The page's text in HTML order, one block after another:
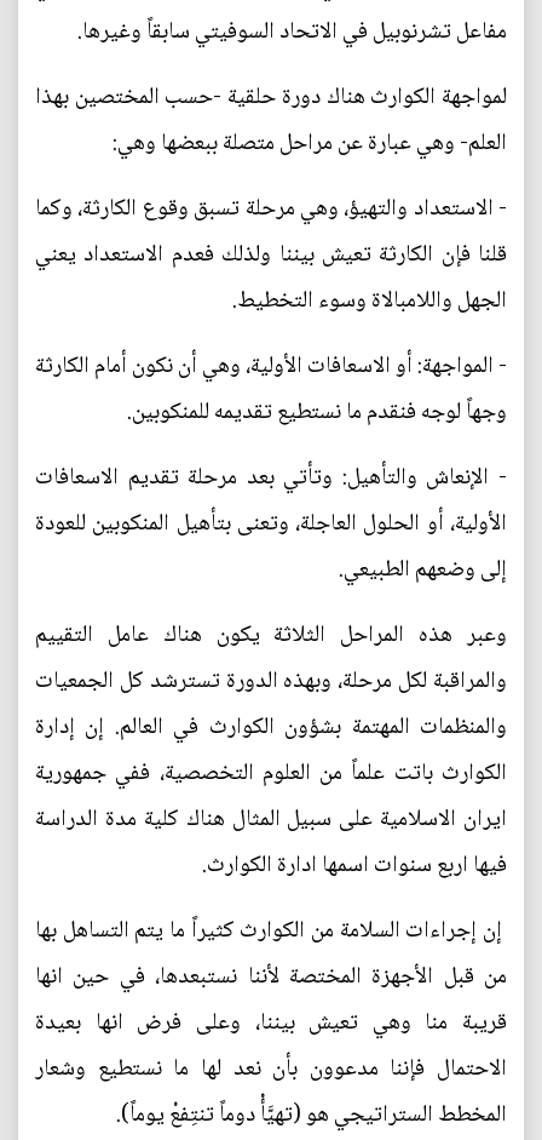
مفاعل تشرنوبيل في الاتحاد السوفيتي سابقاً وغيرها.
لمواجهة الكوارث هناك دورة حلقية -حسب المختصين بهذا
العلم- وهي عبارة عن مراحل متصلة ببعضها وهي:
- الاستعداد والتهيؤ، وهي مرحلة تسبق وقوع الكارثة، وكما
قلنا فإن الكارثة تعيش بيننا ولذلك فعدم الاستعداد يعني
الجهل واللامبالاة وسوء التخطيط.
- المواجهة: أو الاسعافات الأولية، وهي أن نكون أمام الكارثة
وجهاً لوجه فنقدم ما نستطيع تقديمه للمنكوبين.
- الإنعاش والتأهيل: وتأتي بعد مرحلة تقديم الاسعافات
الأولية، أو الحلول العاجلة، وتعنى بتأهيل المنكوبين للعودة
إلى وضعهم الطبيعي.
وعبر هذه المراحل الثلاثة يكون هناك عامل التقييم
والمراقبة لكل مرحلة، وبهذه الدورة تسترشد كل الجمعيات
والمنظمات المهتمة بشؤون الكوارث في العالم. إن إدارة
الكوارث باتت علماً من العلوم التخصصية، ففي جمهورية
ايران الاسلامية على سبيل المثال هناك كلية مدة الدراسة
فيها اربع سنوات اسمها ادارة الكوارث.
إن إجراءات السلامة من الكوارث كثيراً ما يتم التساهل بها
من قبل الأجهزة المختصة لأننا نستبعدها، في حين انها
قريبة منا وهي تعيش بيننا، وعلى فرض انها بعيدة
الاحتمال فإننا مدعوون بأن نعد لها ما نستطيع وشعار
المخطط الستراتيجي هو (تهيَّأْ دوماً تنتِفعْ يوماً).